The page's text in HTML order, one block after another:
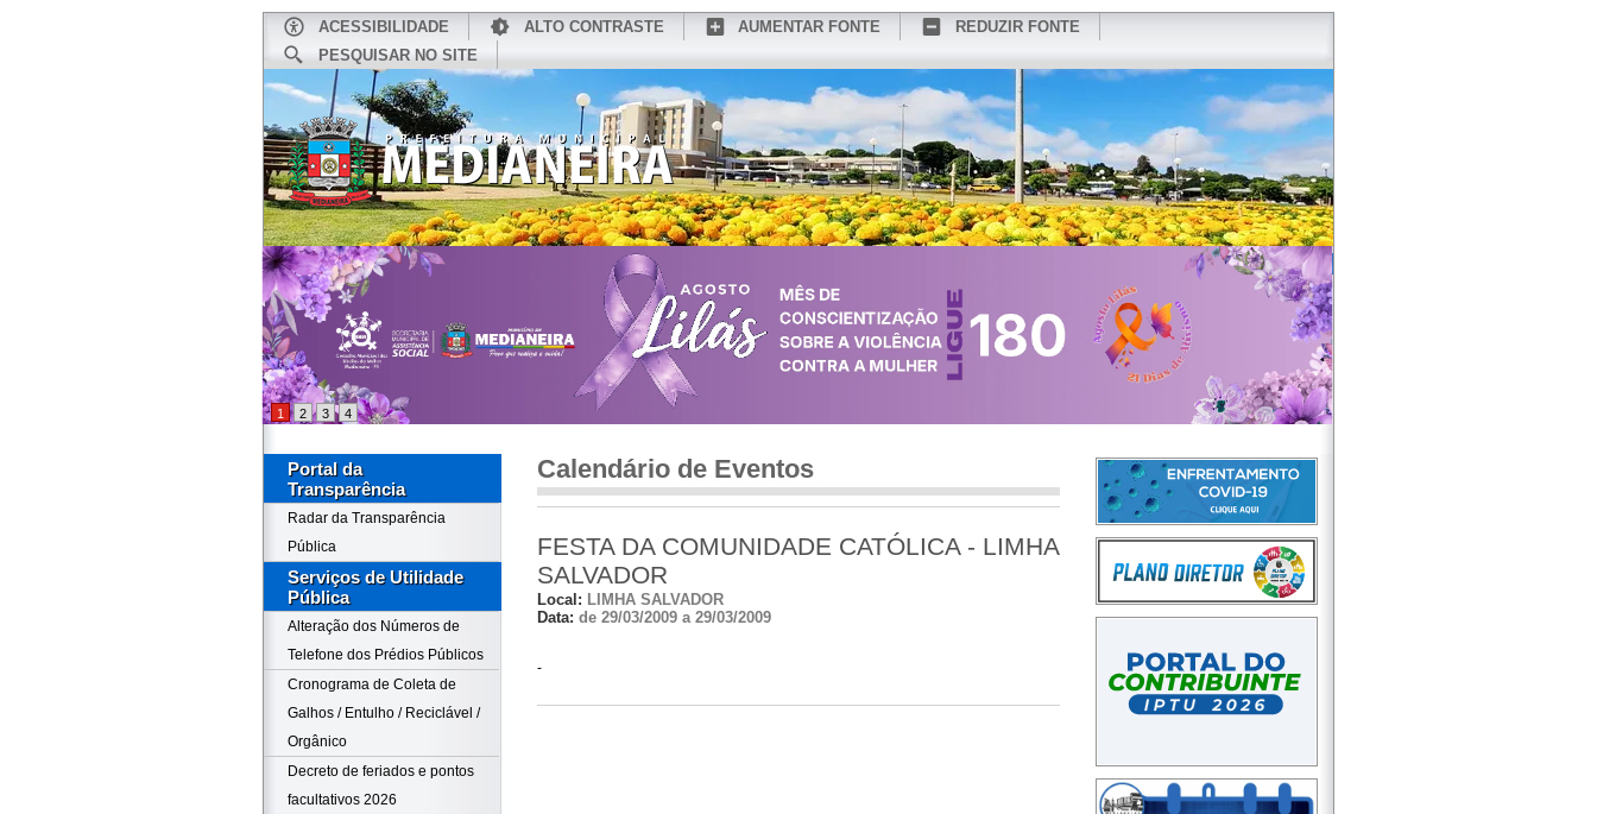
ACESSIBILIDADE ALTO CONTRASTE AUMENTAR FONTE
REDUZIR FONTE
PESQUISAR NO SITE
CONHEÇA MEDIANEIRA REDES SOCIAIS WEBMAIL
1 2 3 4
Portal da
Transparência
Radar da Transparência
Pública
Serviços de Utilidade
Pública
Alteração dos Números de
Telefone dos Prédios Públicos
Cronograma de Coleta de
Galhos / Entulho / Reciclável /
Orgânico
Decreto de feriados e pontos
facultativos 2026
Calendário de Eventos
FESTA DA COMUNIDADE CATÓLICA - LIMHA
SALVADOR
Local: LIMHA SALVADOR
Data: de 29/03/2009 a 29/03/2009
-